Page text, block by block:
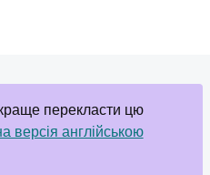
перекласти цю
версія англійською